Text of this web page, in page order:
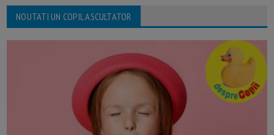
NOUTATI UN COPIL ASCULTATOR